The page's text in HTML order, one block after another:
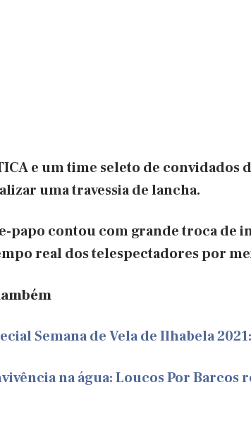
e um time seleto de convidados
uma travessia de lancha.
papo contou com grande troca de
real dos telespectadores por
Semana de Vela de Ilhabela
na água: Loucos Por